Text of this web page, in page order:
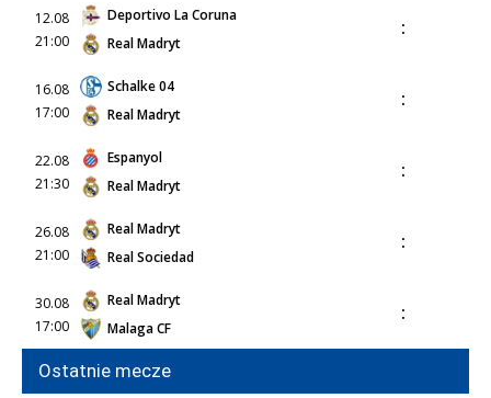
12.08
21:00
Deportivo La Coruna
Real Madryt
:
16.08
17:00
Schalke 04
Real Madryt
:
22.08
21:30
Espanyol
Real Madryt
:
26.08
21:00
Real Madryt
Real Sociedad
:
30.08
17:00
Real Madryt
Malaga CF
:
Ostatnie mecze